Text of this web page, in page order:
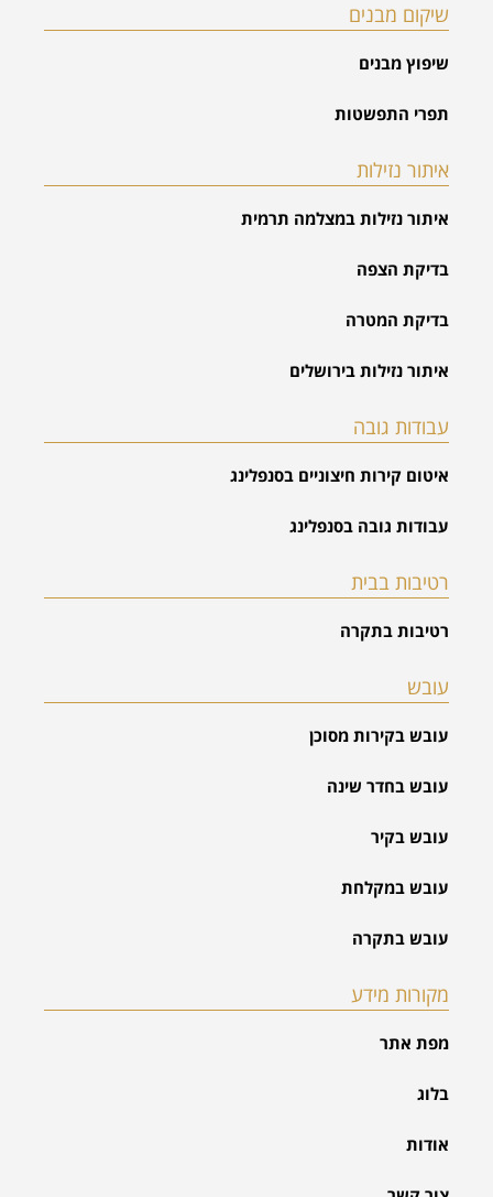
שיקום מבנים
שיפוץ מבנים
תפרי התפשטות
איתור נזילות
איתור נזילות במצלמה תרמית
בדיקת הצפה
בדיקת המטרה
איתור נזילות בירושלים
עבודות גובה
איטום קירות חיצוניים בסנפלינג
עבודות גובה בסנפלינג
רטיבות בבית
רטיבות בתקרה
עובש
עובש בקירות מסוכן
עובש בחדר שינה
עובש בקיר
עובש במקלחת
עובש בתקרה
מקורות מידע
מפת אתר
בלוג
אודות